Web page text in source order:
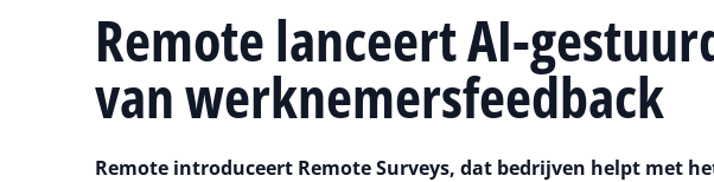
Remote lanceert AI-
van werknemersfeedback
Remote introduceert Remote Surveys, dat bedrijven helpt met